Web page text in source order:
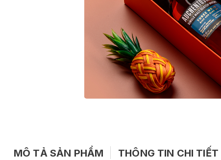
MÔ TẢ SẢN PHẨM THÔNG TIN CHI TIẾT